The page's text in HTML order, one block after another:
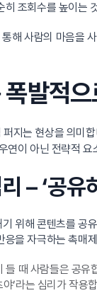
조회수를 높이는
통해 사람의 마음을
발적
지는 현상을 의미
연이 아닌 전략적
– ‘공유
위해 콘텐츠를 공
을 자극하는 촉매
들 때 사람들은 공유
’라는 심리가 작용